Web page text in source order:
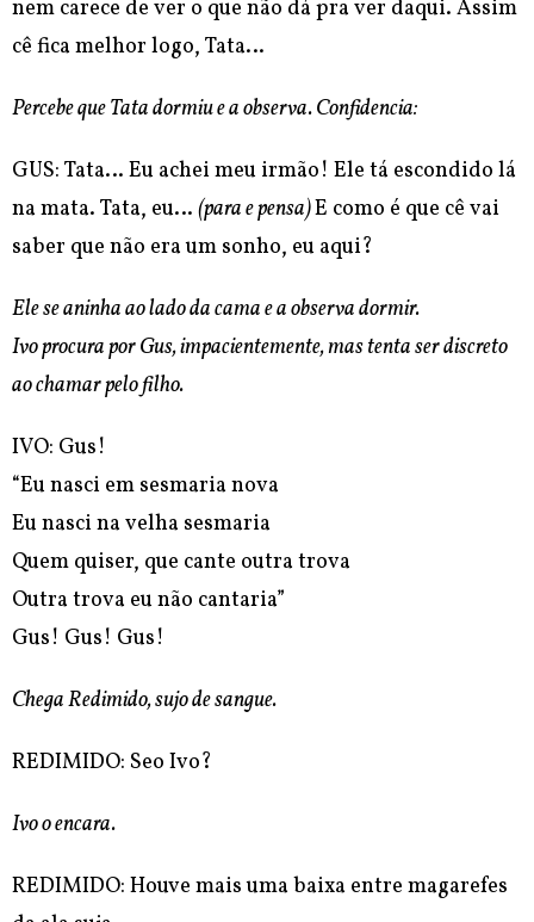
nem carece de ver o que não dá pra ver daqui. Assim
cê fica melhor logo, Tata…
Percebe que Tata dormiu e a observa. Confidencia:
GUS: Tata… Eu achei meu irmão! Ele tá escondido lá
na mata. Tata, eu… (para e pensa)E como é que cê vai
saber que não era um sonho, eu aqui?
Ele se aninha ao lado da cama e a observa dormir.
Ivo procura por Gus, impacientemente, mas tenta ser discreto
ao chamar pelo filho.
IVO: Gus!
“Eu nasci em sesmaria nova
Eu nasci na velha sesmaria
Quem quiser, que cante outra trova
Outra trova eu não cantaria”
Gus! Gus! Gus!
Chega Redimido, sujo de sangue.
REDIMIDO: Seo Ivo?
Ivo o encara.
REDIMIDO: Houve mais uma baixa entre magarefes